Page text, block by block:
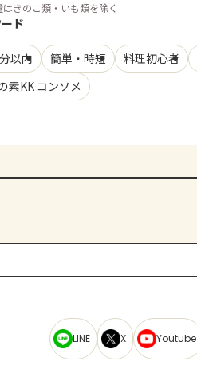
きのこ類・いも類を除く
ド
以内 簡単・時短 料理初心者
素KK コンソメ
LINE X Youtube